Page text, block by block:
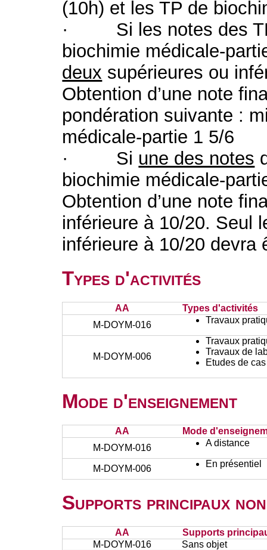
(10h) et les TP de
· Si les notes des TP
biochimie médicale-
deux supérieures ou
Obtention d’une note
pondération suivante :
médicale-partie 1 5/6
· Si une des notes
biochimie médicale-
Obtention d’une note
inférieure à 10/20. Seul
inférieure à 10/20
Types d'activités
AA
Types d'activités
M-DOYM-016
Travaux
M-DOYM-006
Travaux
Travaux de
Etudes de cas
Mode d'enseignement
AA
Mode
M-DOYM-016
A distance
M-DOYM-006 En présentiel
Supports principaux
AA
Supports
M-DOYM-016
Sans objet